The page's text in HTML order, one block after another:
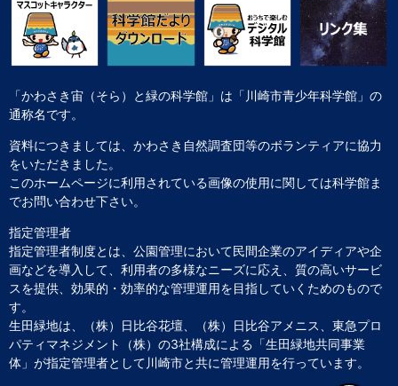
「かわさき宙（そら）と緑の科学館」は「川崎市青少年科学館」の
通称名です。
資料につきましては、かわさき自然調査団等のボランティアに協力
をいただきました。
このホームページに利用されている画像の使用に関しては科学館ま
でお問い合わせ下さい。
指定管理者
指定管理者制度とは、公園管理において民間企業のアイディアや企
画などを導入して、利用者の多様なニーズに応え、質の高いサービ
スを提供、効果的・効率的な管理運用を目指していくためのもので
す。
生田緑地は、（株）日比谷花壇、（株）日比谷アメニス、東急プロ
パティマネジメント（株）の3社構成による「生田緑地共同事業
体」が指定管理者として川崎市と共に管理運用を行っています。